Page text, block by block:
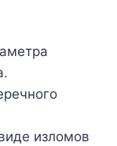
изломов